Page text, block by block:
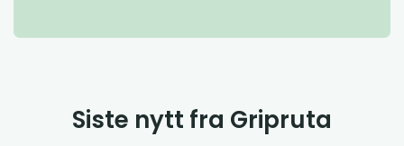
Siste nytt fra Gripruta